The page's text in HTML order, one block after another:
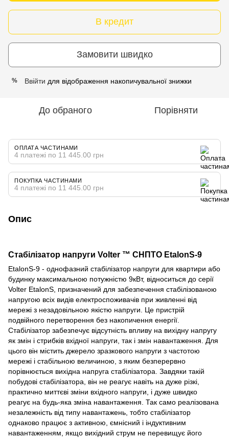
В кредит
Замовити швидко
% Ввійти для відображення накопичувальної знижки
До обраного Порівняти
ОПЛАТА ЧАСТИНАМИ
4 платежі по 11 445.00 грн
ПОКУПКА ЧАСТИНАМИ
4 платежі по 11 445.00 грн
Опис
Стабілізатор напруги Volter ™ СНПТО EtalonS-9
EtalonS-9 - однофазний стабілізатор напруги для квартири або
будинку максимальною потужністю 9кВт, відноситься до серії
Volter EtalonS, призначений для забезпечення стабілізованою
напругою всіх видів електроспоживачів при живленні від
мережі з незадовільною якістю напруги. Це пристрій
подвійного перетворення без накопичення енергії.
Стабілізатор забезпечує відсутність впливу на вихідну напругу
як змін і стрибків вхідної напруги, так і змін навантаження. Для
цього він містить джерело зразкового напруги з частотою
мережі і стабільною величиною, з яким безперервно
порівнюється вихідна напруга стабілізатора. Завдяки такій
побудові стабілізатора, він не реагує навіть на дуже різкі,
практично миттєві зміни вхідного напруги, і дуже швидко
реагує на будь-яка зміна навантаження. Так само реалізована
незалежність від типу навантажень, тобто стабілізатор
однаково працює з активною, ємнісний і індуктивним
навантаженням, якщо вихідний струм не перевищує його